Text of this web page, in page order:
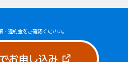
・ 違約金をご確認ください。
お申し込み（新しいタブ